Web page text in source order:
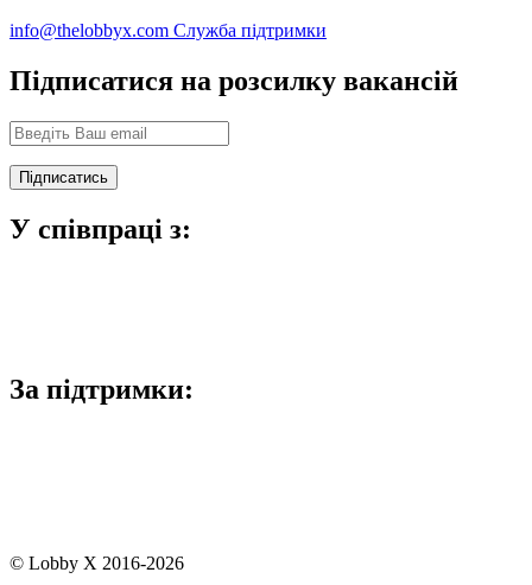
info@thelobbyx.com Служба підтримки
Підписатися на розсилку вакансій
У співпраці з:
За підтримки:
© Lobby X 2016-2026